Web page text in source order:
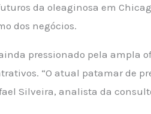
da oleaginosa em
dos negócios.
pressionado pela ampla
“O atual patamar de
Silveira, analista da